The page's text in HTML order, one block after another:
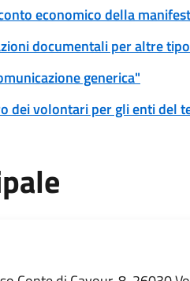
economico della
documentali per altre
generica"
dei volontari per gli enti del